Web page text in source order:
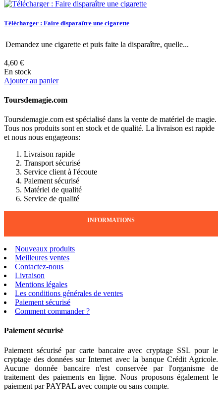
Télécharger : Faire disparaître une cigarette
Demandez une cigarette et puis faite la disparaître, quelle...
4,60 €
En stock
Ajouter au panier
Toursdemagie.com
Toursdemagie.com est spécialisé dans la vente de matériel de magie.
Tous nos produits sont en stock et de qualité. La livraison est rapide
et nous nous engageons:
Livraison rapide
Transport sécurisé
Service client à l'écoute
Paiement sécurisé
Matériel de qualité
Service de qualité
INFORMATIONS
Nouveaux produits
Meilleures ventes
Contactez-nous
Livraison
Mentions légales
Les conditions générales de ventes
Paiement sécurisé
Comment commander ?
Paiement sécurisé
Paiement sécurisé par carte bancaire avec cryptage SSL pour le
cryptage des données sur Internet avec la banque Crédit Agricole.
Aucune donnée bancaire n'est conservée par l'organisme de
traitement des paiements en ligne. Nous proposons également le
paiement par PAYPAL avec compte ou sans compte.